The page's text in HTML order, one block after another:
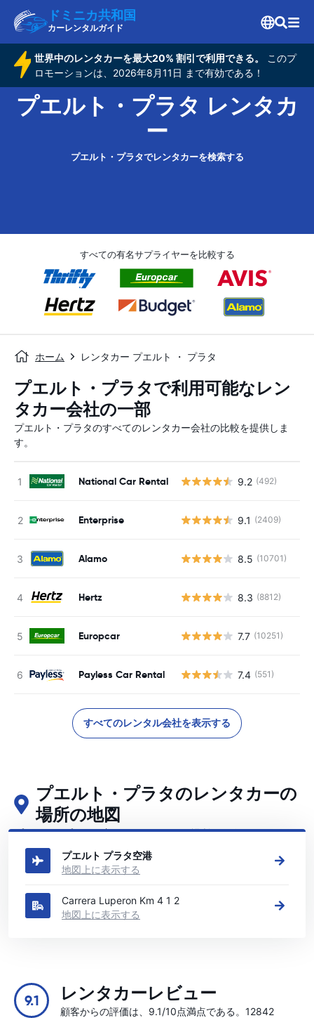
ドミニカ共和国
カーレンタルガイド
世界中のレンタカーを最大20% 割引で利用できる。
このプ
ロモーションは、2026年8月11日 まで有効である！
プエルト・プラタ レンタカ
ー
プエルト・プラタでレンタカーを検索する
すべての有名サプライヤーを比較する
ホーム レンタカー プエルト ・ プラタ
プエルト・プラタで利用可能なレン
タカー会社の一部
プエルト・プラタのすべてのレンタカー会社の比較を提供しま
す。
National Car Rental 9.2 (492)
Enterprise 9.1 (2409)
Alamo 8.5 (10701)
Hertz 8.3 (8812)
Europcar 7.7 (10251)
Payless Car Rental 7.4 (551)
すべてのレンタル会社を表示する
プエルト・プラタのレンタカーの
場所の地図
プエルト・プラタの主要なレンタカーの場所をご覧ください
プエルト プラタ空港
地図上に表示する
Carrera Luperon Km 4 1 2
地図上に表示する
9.1 レンタカーレビュー
顧客からの評価は、9.1/10点満点である。12842